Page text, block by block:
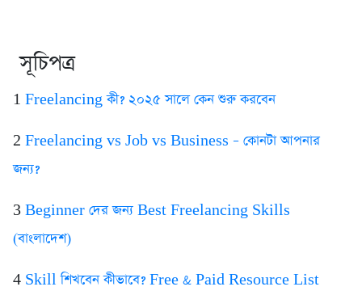
সূচিপত্র
1️ Freelancing কী? ২০২৫ সালে কেন শুরু করবেন
2️ Freelancing vs Job vs Business – কোনটা আপনার
জন্য?
3️ Beginner দের জন্য Best Freelancing Skills
(বাংলাদেশ)
4️ Skill শিখবেন কীভাবে? Free & Paid Resource List